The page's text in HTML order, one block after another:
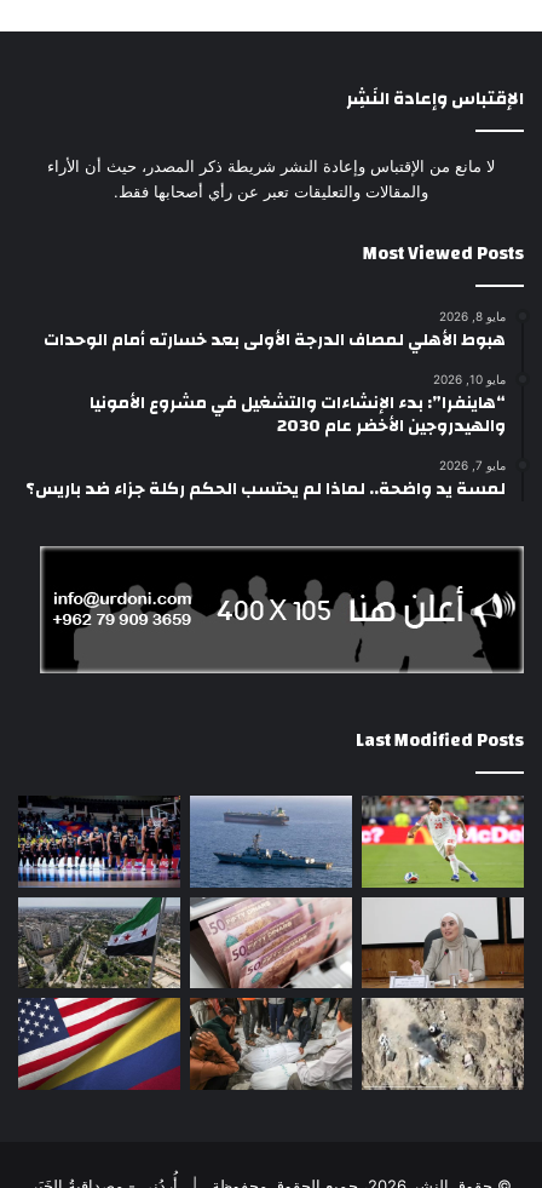
الإقتباس وإعادة النَشِر
لا مانع من الإقتباس وإعادة النشر شريطة ذكر المصدر، حيث أن الأراء
والمقالات والتعليقات تعبر عن رأي أصحابها فقط.
Most Viewed Posts
مايو 8, 2026
هبوط الأهلي لمصاف الدرجة الأولى بعد خسارته أمام الوحدات
مايو 10, 2026
“هاينفرا”: بدء الإنشاءات والتشغيل في مشروع الأمونيا
والهيدروجين الأخضر عام 2030
مايو 7, 2026
لمسة يد واضحة.. لماذا لم يحتسب الحكم ركلة جزاء ضد باريس؟
Last Modified Posts